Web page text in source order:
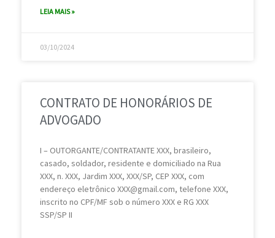
LEIA MAIS »
03/10/2024
CONTRATO DE HONORÁRIOS DE
ADVOGADO
I – OUTORGANTE/CONTRATANTE XXX, brasileiro,
casado, soldador, residente e domiciliado na Rua
XXX, n. XXX, Jardim XXX, XXX/SP, CEP XXX, com
endereço eletrônico XXX@gmail.com, telefone XXX,
inscrito no CPF/MF sob o número XXX e RG XXX
SSP/SP II